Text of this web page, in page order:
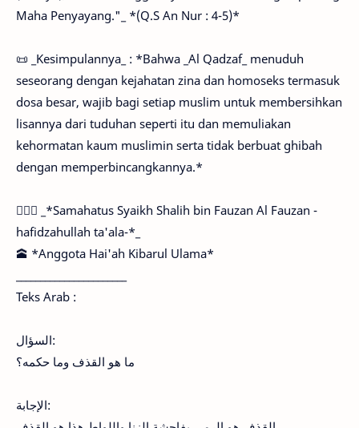
Maha Penyayang."_ *(Q.S An Nur : 4-5)*
📜 _Kesimpulannya_ : *Bahwa _Al Qadzaf_ menuduh
seseorang dengan kejahatan zina dan homoseks termasuk
dosa besar, wajib bagi setiap muslim untuk membersihkan
lisannya dari tuduhan seperti itu dan memuliakan
kehormatan kaum muslimin serta tidak berbuat ghibah
dengan memperbincangkannya.*
✍🏻📘 _*Samahatus Syaikh Shalih bin Fauzan Al Fauzan -
hafidzahullah ta'ala-*_
🕋 *Anggota Hai'ah Kibarul Ulama*
Teks Arab :
السؤال:
ما هو القذف وما حكمه؟
الإجابة: